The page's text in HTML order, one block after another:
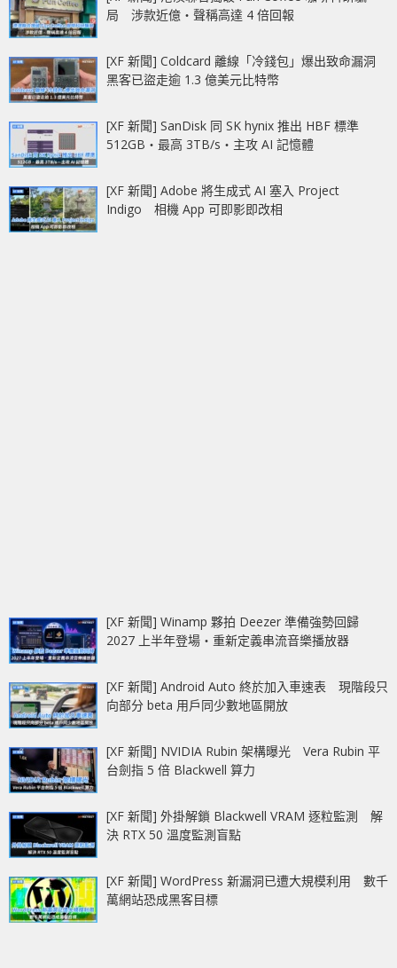
局 涉款近億‧聲稱高達 4 倍回報
[XF 新聞] Coldcard 離線「冷錢包」爆出致命漏洞
黑客已盜走逾 1.3 億美元比特幣
[XF 新聞] SanDisk 同 SK hynix 推出 HBF 標準
512GB‧最高 3TB/s‧主攻 AI 記憶體
[XF 新聞] Adobe 將生成式 AI 塞入 Project
Indigo 相機 App 可即影即改相
[XF 新聞] Winamp 夥拍 Deezer 準備強勢回歸
2027 上半年登場‧重新定義串流音樂播放器
[XF 新聞] Android Auto 終於加入車速表 現階段只
向部分 beta 用戶同少數地區開放
[XF 新聞] NVIDIA Rubin 架構曝光 Vera Rubin 平
台劍指 5 倍 Blackwell 算力
[XF 新聞] 外掛解鎖 Blackwell VRAM 逐粒監測 解
決 RTX 50 溫度監測盲點
[XF 新聞] WordPress 新漏洞已遭大規模利用 數千
萬網站恐成黑客目標